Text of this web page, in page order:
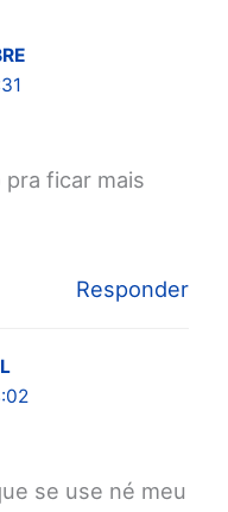
pra ficar mais
Responder
se use né meu